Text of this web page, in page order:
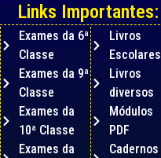
Links Importantes:
Exames da 6ª
Classe
Exames da 9ª
Classe
Exames da
10ª Classe
Exames da
Livros
Escolares
Livros
diversos
Módulos
PDF
Cadernos